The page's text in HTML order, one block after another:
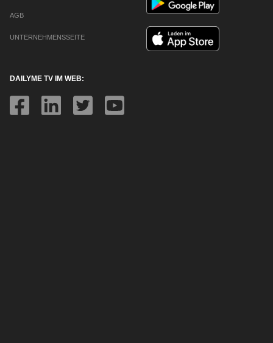
AGB
UNTERNEHMENSSEITE
DAILYME TV IM WEB: